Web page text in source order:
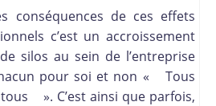
conséquences de ces effets
c’est un accroissement
silos au sein de l’entreprise
pour soi et non « Tous
». C’est ainsi que parfois,